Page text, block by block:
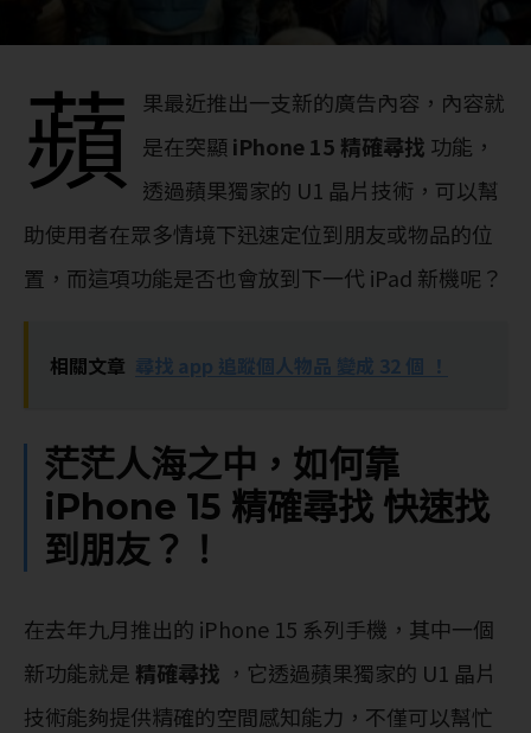
蘋
果最近推出一支新的廣告內容，內容就
是在突顯 iPhone 15 精確尋找 功能，
透過蘋果獨家的 U1 晶片技術，可以幫
助使用者在眾多情境下迅速定位到朋友或物品的位
置，而這項功能是否也會放到下一代 iPad 新機呢？
相關文章 尋找 app 追蹤個人物品 變成 32 個 ！
茫茫人海之中，如何靠
iPhone 15 精確尋找 快速找
到朋友？！
在去年九月推出的 iPhone 15 系列手機，其中一個
新功能就是 精確尋找 ，它透過蘋果獨家的 U1 晶片
技術能夠提供精確的空間感知能力，不僅可以幫忙